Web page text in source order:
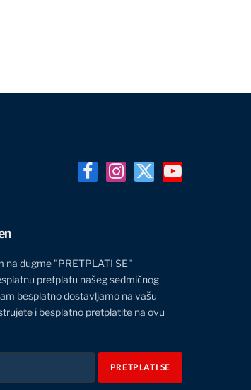
FacebookInstagram
X
(Twitter)
YouTube
na dugme "PRETPLATI SE"
pretplatu našeg sedmičnog
besplatno dostavljamo na vašu
i besplatno pretplatite na ovu